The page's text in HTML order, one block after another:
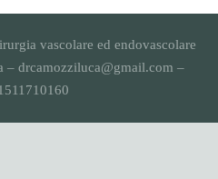
vascolare ed endovascolare
– drcamozziluca@gmail.com –